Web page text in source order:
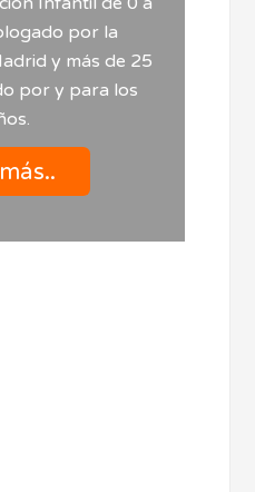
por la
y más de 25
por y para los